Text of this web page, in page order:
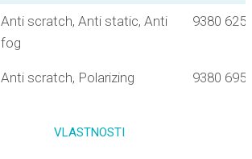
Anti scratch, Anti static, Anti
fog
9380 625
Anti scratch, Polarizing 9380 695
VLASTNOSTI